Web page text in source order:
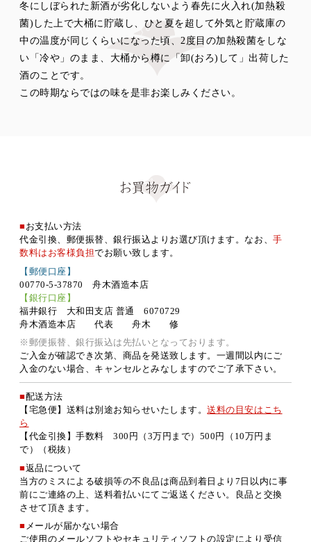
冬にしぼられた新酒が劣化しないよう春先に火入れ(加熱殺
菌)した上で大桶に貯蔵し、ひと夏を超して外気と貯蔵庫の
中の温度が同じくらいになった頃、2度目の加熱殺菌をしな
い「冷や」のまま、大桶から樽に「卸(おろ)して」出荷した
酒のことです。
この時期ならではの味を是非お楽しみください。
■ お支払い方法
代金引換、郵便振替、銀行振込よりお選び頂けます。なお、手
数料はお客様負担でお願い致します。
【郵便口座】
00770-5-37870 舟木酒造本店
【銀行口座】
福井銀行 大和田支店 普通 6070729
舟木酒造本店 代表 舟木 修
※郵便振替、銀行振込は先払いとなっております。
ご入金が確認でき次第、商品を発送致します。一週間以内にご
入金のない場合、キャンセルとみなしますのでご了承下さい。
■配送方法
【宅急便】送料は別途お知らせいたします。送料の目安はこち
ら
【代金引換】手数料 300円（3万円まで）500円（10万円ま
で）（税抜）
■返品について
当方のミスによる破損等の不良品は商品到着日より7日以内に事
前にご連絡の上、送料着払いにてご返送ください。良品と交換
させて頂きます。
■ メールが届かない場合
ご使用のメールソフトやセキュリティソフトの設定により受信